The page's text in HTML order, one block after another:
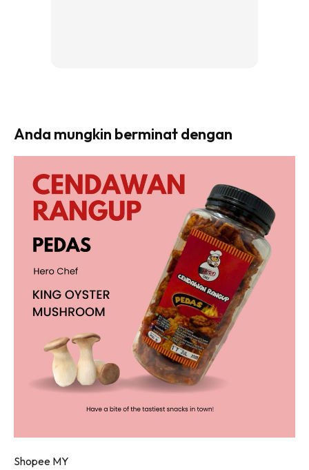
Anda mungkin berminat dengan
Shopee MY